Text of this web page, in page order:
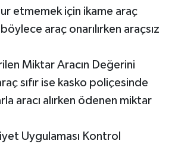
etmemek için ikame araç
araç onarılırken araçsız
Miktar Aracın Değerini
sıfır ise kasko poliçesinde
aracı alırken ödenen miktar
Uygulaması Kontrol